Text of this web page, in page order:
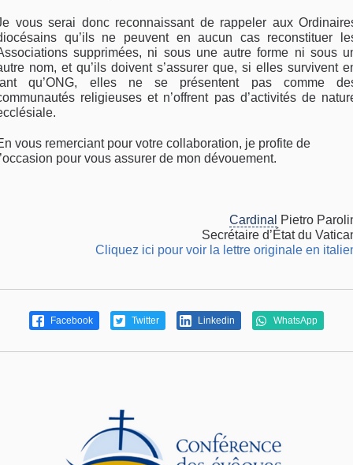
vous serai donc reconnaissant de rappeler aux
qu’ils ne peuvent en aucun cas reconstituer
supprimées, ni sous une autre forme ni sous
nom, et qu’ils doivent s’assurer que, si elles survivent
qu’ONG, elles ne se présentent pas comme
religieuses et n’offrent pas d’activités de
vous remerciant pour votre collaboration, je profite de
pour vous assurer de mon dévouement.
Cardinal
Pietro
Secrétaire d’État du
Cliquez ici pour voir la lettre originale en
Facebook Twitter Linkedin WhatsApp